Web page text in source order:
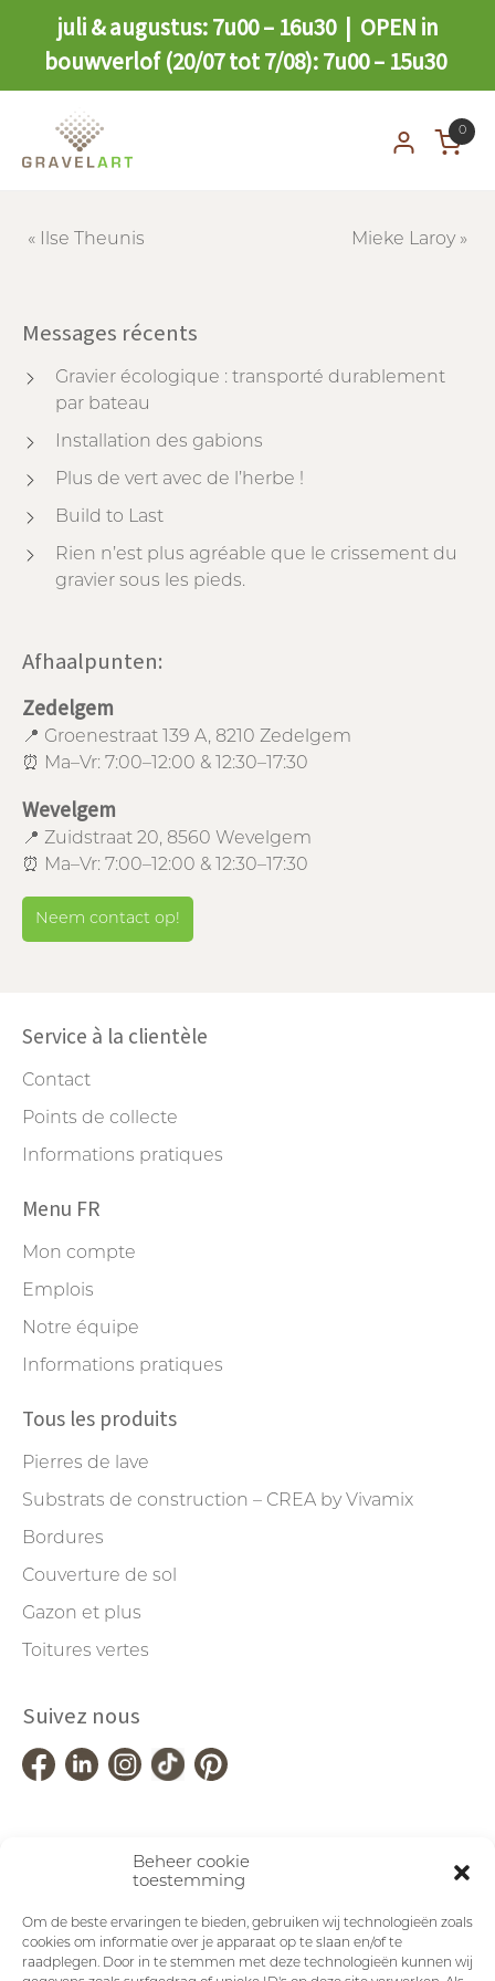
Beheer cookie
toestemming
Om de beste ervaringen te bieden, gebruiken wij technologieën zoals
cookies om informatie over je apparaat op te slaan en/of te
raadplegen. Door in te stemmen met deze technologieën kunnen wij
juli & augustus: 7u00 – 16u30 | OPEN in
bouwverlof (20/07 tot 7/08): 7u00 – 15u30
0
« Ilse Theunis Mieke Laroy»
Messages récents
Gravier écologique : transporté durablement
par bateau
Installation des gabions
Plus de vert avec de l’herbe !
Build to Last
Rien n’est plus agréable que le crissement du
gravier sous les pieds.
Afhaalpunten:
Zedelgem
📍 Groenestraat 139 A, 8210 Zedelgem
⏰ Ma–Vr: 7:00–12:00 & 12:30–17:30
Wevelgem
📍 Zuidstraat 20, 8560 Wevelgem
⏰ Ma–Vr: 7:00–12:00 & 12:30–17:30
Neem contact op!
Service à la clientèle
Contact
Points de collecte
Informations pratiques
Menu FR
Mon compte
Emplois
Notre équipe
Informations pratiques
Tous les produits
Pierres de lave
Substrats de construction – CREA by Vivamix
Bordures
Couverture de sol
Gazon et plus
Toitures vertes
Suivez nous